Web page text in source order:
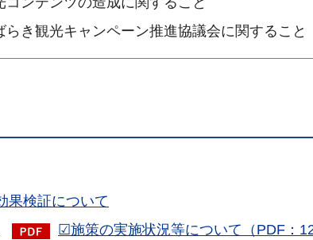
らき観光キャンペーン推進協議会に関すること
果検証について
☑施策の実施状況等について（PDF：